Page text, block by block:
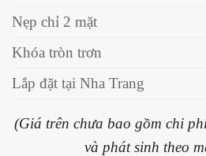
Nẹp chỉ 2 mặt
Khóa tròn trơn
Lắp đặt tại Nha Trang
(Giá trên chưa bao gồm chi
và phát sinh theo